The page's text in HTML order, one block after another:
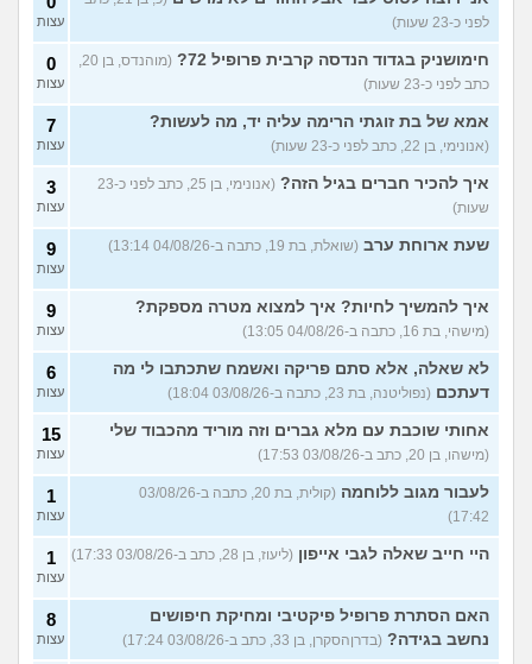
נשוי מפנטז על ליידיבויס
(מאטיטיהו, בן 37)
3
עצות
למישהו יש עצה איך לדכא את
החשק המיני?
(יפה, בת 43)
עוד שאלות חדשות במדור
לפני כ-23 שעות)
עצות
חימושניק בגדוד הנדסה קרבית פרופיל 72?
(מוהנדס, בן 20,
כתב לפני כ-23 שעות)
0
עצות
אמא של בת זוגתי הרימה עליה יד, מה לעשות?
(אנונימי, בן 22, כתב לפני כ-23 שעות)
7
עצות
איך להכיר חברים בגיל הזה?
(אנונימי, בן 25, כתב לפני כ-23
שעות)
3
עצות
שעת ארוחת ערב (שואלת, בת 19, כתבה ב-04/08/26 13:14) 9
עצות
איך להמשיך לחיות? איך למצוא מטרה מספקת?
(מישהי, בת 16, כתבה ב-04/08/26 13:05)
9
עצות
לא שאלה, אלא סתם פריקה ואשמח שתכתבו לי מה
דעתכם (נפוליטנה, בת 23, כתבה ב-03/08/26 18:04)
6
עצות
אחותי שוכבת עם מלא גברים וזה מוריד מהכבוד שלי
(מישהו, בן 20, כתב ב-03/08/26 17:53)
15
עצות
לעבור מגוב ללוחמה
(קולית, בת 20, כתבה ב-03/08/26
17:42)
1
עצות
היי חייב שאלה לגבי אייפון (ליעוז, בן 28, כתב ב-03/08/26 17:33) 1
עצות
האם הסתרת פרופיל פיקטיבי ומחיקת חיפושים
נחשב בגידה? (בדרןהסקרן, בן 33, כתב ב-03/08/26 17:24)
8
עצות